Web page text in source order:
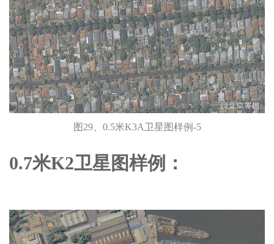
图29、0.5米K3A卫星图样例-5
0.7米K2卫星图样例：